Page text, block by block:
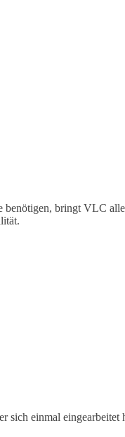
benötigen, bringt VLC
einmal eingearbeitet